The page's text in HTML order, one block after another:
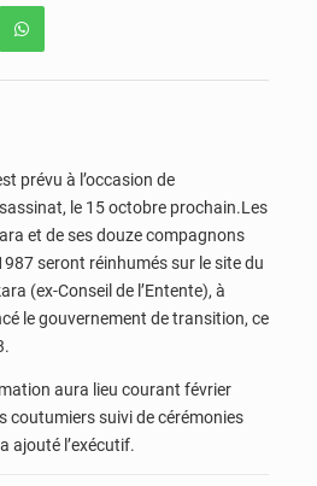
prévu à l’occasion de
le 15 octobre prochain.Les
et de ses douze compagnons
seront réinhumés sur le site du
(ex-Conseil de l’Entente), à
le gouvernement de transition, ce
aura lieu courant février
coutumiers suivi de cérémonies
ajouté l’exécutif.